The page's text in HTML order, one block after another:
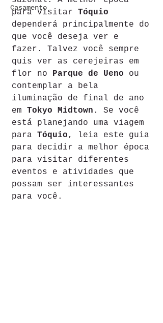
Casamento
para visitar Tóquio
dependerá principalmente do
que você deseja ver e
fazer. Talvez você sempre
quis ver as cerejeiras em
flor no Parque de Ueno ou
contemplar a bela
iluminação de final de ano
em Tokyo Midtown . Se você
está planejando uma viagem
para Tóquio, leia este guia
para decidir a melhor época
para visitar diferentes
eventos e atividades que
possam ser interessantes
para você.